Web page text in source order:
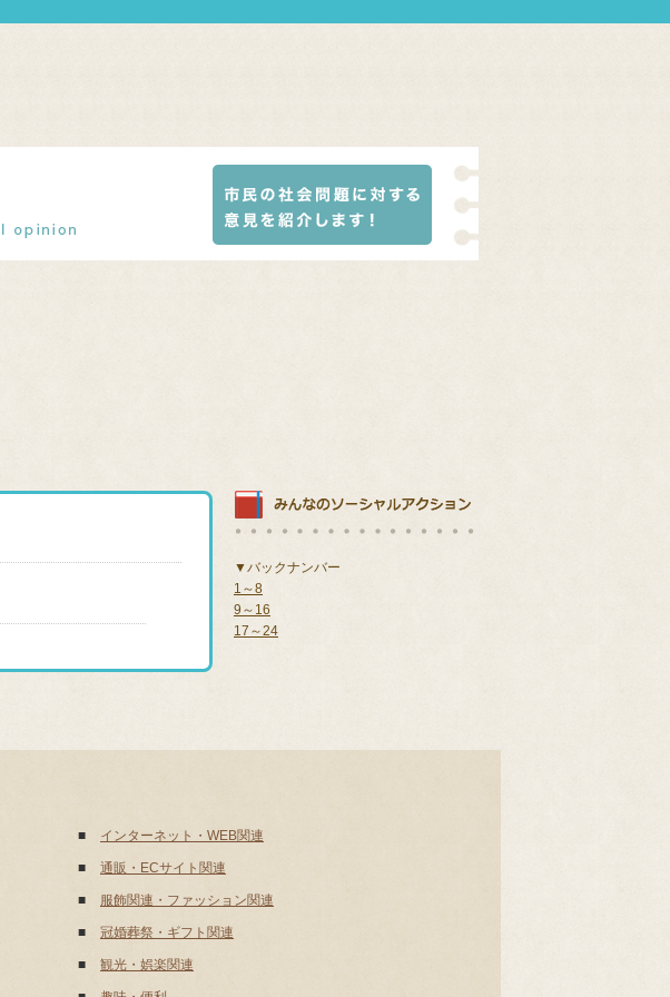
▼バックナンバー
1～8
9～16
17～24
インターネット・WEB関連
■
通販・ECサイト関連
■
服飾関連・ファッション関連
■
冠婚葬祭・ギフト関連
■
観光・娯楽関連
■